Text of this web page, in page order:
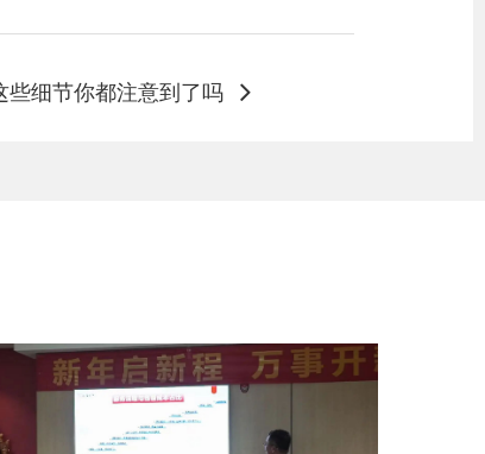
细节你都注意到了吗